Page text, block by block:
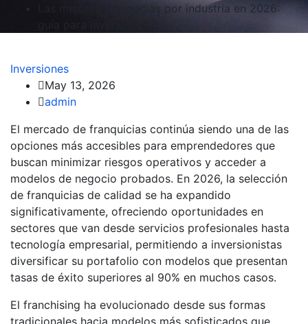
Las mejores franquicias por industria en 2026:
Inversiones
May 13, 2026
admin
El mercado de franquicias continúa siendo una de las
opciones más accesibles para emprendedores que
buscan minimizar riesgos operativos y acceder a
modelos de negocio probados. En 2026, la selección
de franquicias de calidad se ha expandido
significativamente, ofreciendo oportunidades en
sectores que van desde servicios profesionales hasta
tecnología empresarial, permitiendo a inversionistas
diversificar su portafolio con modelos que presentan
tasas de éxito superiores al 90% en muchos casos.
El franchising ha evolucionado desde sus formas
tradicionales hacia modelos más sofisticados que